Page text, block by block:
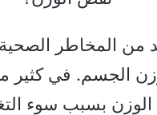
من المخاطر الصحية
الجسم. في كثير
بسبب سوء